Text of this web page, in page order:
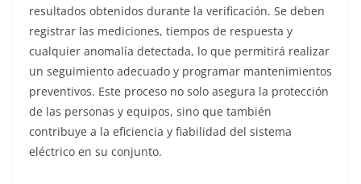
resultados obtenidos durante la verificación. Se deben
registrar las mediciones, tiempos de respuesta y
cualquier anomalía detectada, lo que permitirá realizar
un seguimiento adecuado y programar mantenimientos
preventivos. Este proceso no solo asegura la protección
de las personas y equipos, sino que también
contribuye a la eficiencia y fiabilidad del sistema
eléctrico en su conjunto.